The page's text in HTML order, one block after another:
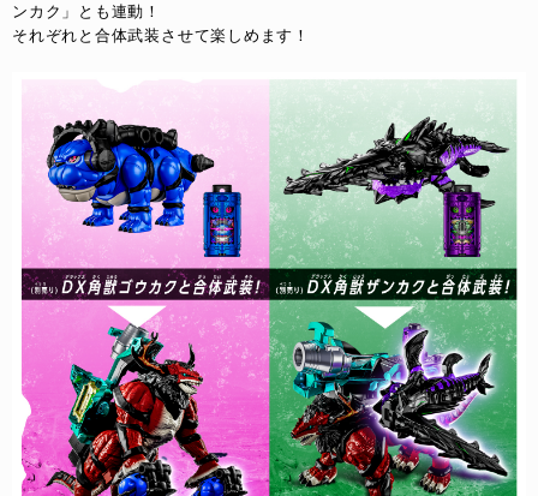
ンカク」とも連動！
それぞれと合体武装させて楽しめます！